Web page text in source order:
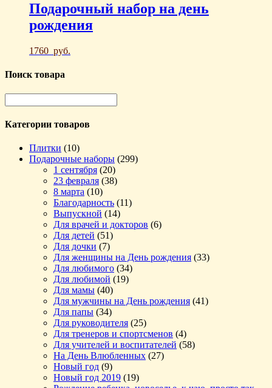
Подарочный набор на день
рождения
1760 руб.
Поиск товара
Категории товаров
Плитки (10)
Подарочные наборы (299)
1 сентября (20)
23 февраля (38)
8 марта (10)
Благодарность (11)
Выпускной (14)
Для врачей и докторов (6)
Для детей (51)
Для дочки (7)
Для женщины на День рождения (33)
Для любимого (34)
Для любимой (19)
Для мамы (40)
Для мужчины на День рождения (41)
Для папы (34)
Для руководителя (25)
Для тренеров и спортсменов (4)
Для учителей и воспитателей (58)
На День Влюбленных (27)
Новый год (9)
Новый год 2019 (19)